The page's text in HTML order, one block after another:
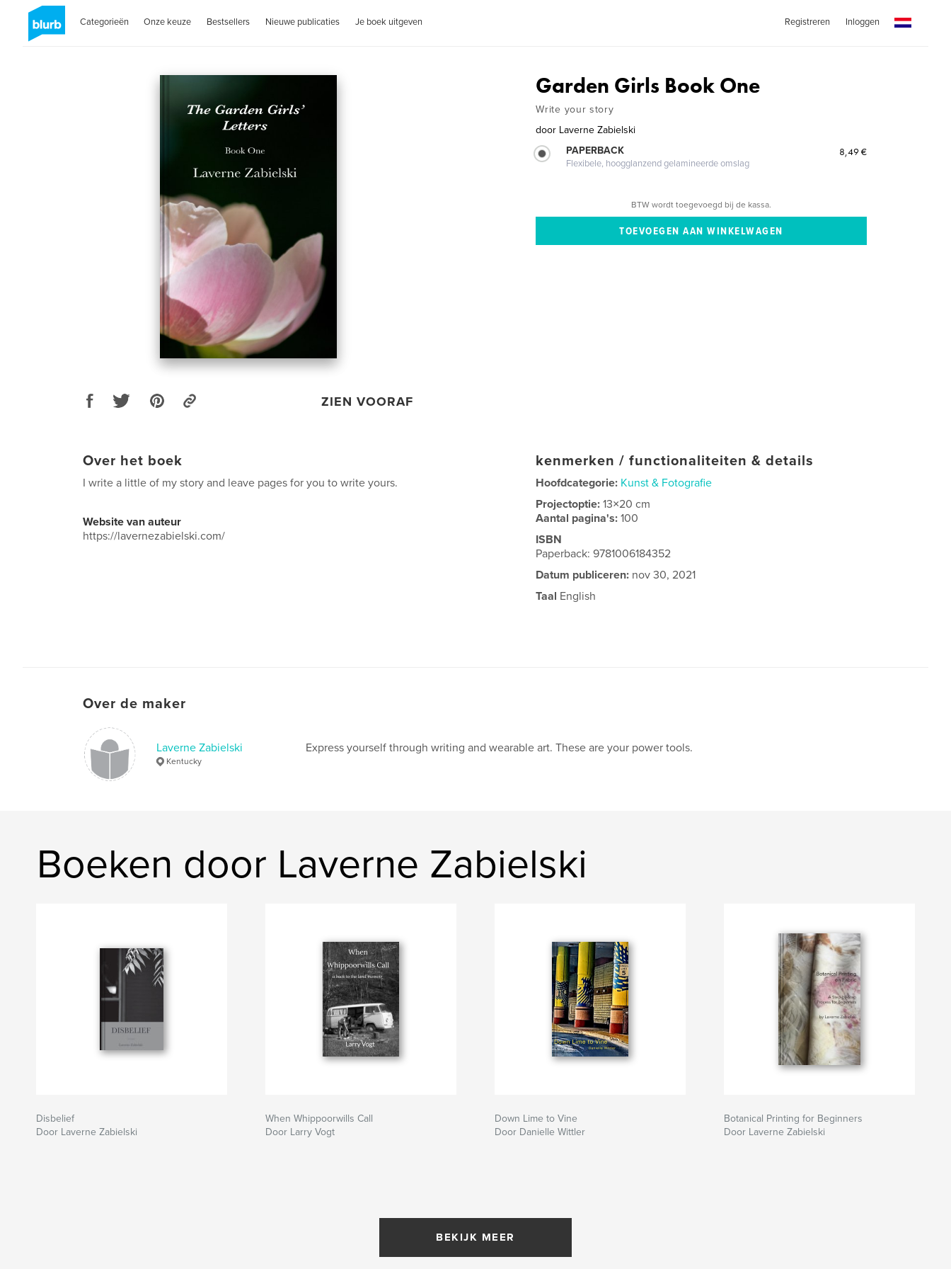
Categorieën Onze keuze Bestsellers Nieuwe publicaties Je boek uitgeven Registreren Inloggen
ZIEN VOORAF
Garden Girls Book One
Write your story
door Laverne Zabielski
PAPERBACK
Flexibele, hoogglanzend gelamineerde omslag
8,49 €
BTW wordt toegevoegd bij de kassa.
Over het boek
I write a little of my story and leave pages for you to write yours.
Website van auteur
https://lavernezabielski.com/
kenmerken / functionaliteiten & details
Hoofdcategorie: Kunst & Fotografie
Projectoptie:13×20 cm
Aantal pagina's:100
ISBN
Paperback: 9781006184352
Datum publiceren: nov 30, 2021
Taal English
Over de maker
Laverne Zabielski
Kentucky
Express yourself through writing and wearable art. These are your power tools.
Boeken door Laverne Zabielski
Disbelief
Door Laverne Zabielski
When Whippoorwills Call
Door Larry Vogt
Down Lime to Vine
Door Danielle Wittler
Botanical Printing for Beginners
Door Laverne Zabielski
BEKIJK MEER